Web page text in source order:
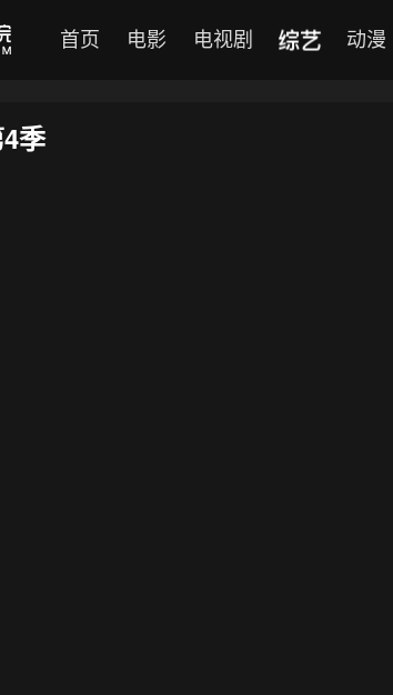
首页 电影 电视剧 综艺 动漫
季